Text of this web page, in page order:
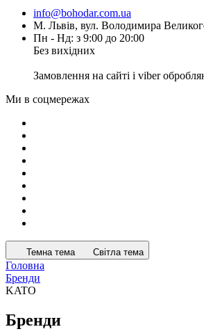
info@bohodar.com.ua
М. Львів, вул. Володимира
Пн - Нд: з 9:00 до 20:00
Без вихідних
Замовлення на сайті і viber
Ми в соцмережах
Темна тема Світла тема
Головна
Бренди
KATO
Бренди